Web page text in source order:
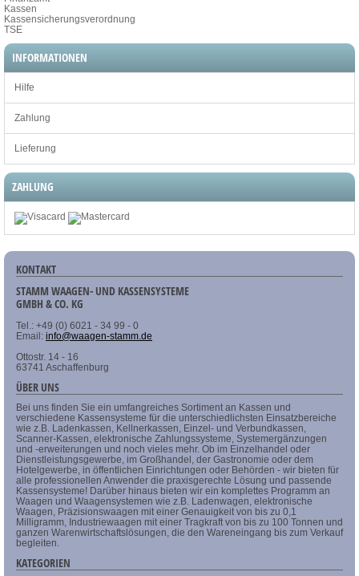
Kassen
Kassensicherungsverordnung
TSE
INFORMATIONEN
Hilfe
Zahlung
Lieferung
ZAHLUNG
KONTAKT
STAMM WAAGEN- UND KASSENSYSTEME
GMBH & CO. KG
Tel.: +49 (0) 6021 - 34 99 - 0
Email: info@waagen-stamm.de
Ottostr. 14 - 16
63741 Aschaffenburg
ÜBER UNS
Bei uns finden Sie ein umfangreiches Sortiment an Kassen und
verschiedene Kassensysteme für die unterschiedlichsten Einsatzbereiche
wie z.B. Ladenkassen, Kellnerkassen, Einzel- und Verbundkassen,
Scanner-Kassen, elektronische Zahlungssysteme, Systemergänzungen
und -erweiterungen und noch vieles mehr. Ob im Einzelhandel oder
Dienstleistungsgewerbe, im Großhandel, der Gastronomie oder dem
Hotelgewerbe, in öffentlichen Einrichtungen oder Behörden - wir bieten für
alle professionellen Anwender die praxisgerechte Lösung und passende
Kassensysteme! Darüber hinaus bieten wir ein komplettes Programm an
Waagen und Waagensystemen wie z.B. Ladenwagen, elektronische
Waagen, Präzisionswaagen mit einer Genauigkeit von bis zu 0,1
Milligramm, Industriewaagen mit einer Tragkraft von bis zu 100 Tonnen und
ganzen Warenwirtschaftslösungen, die den Wareneingang bis zum Verkauf
begleiten.
KATEGORIEN